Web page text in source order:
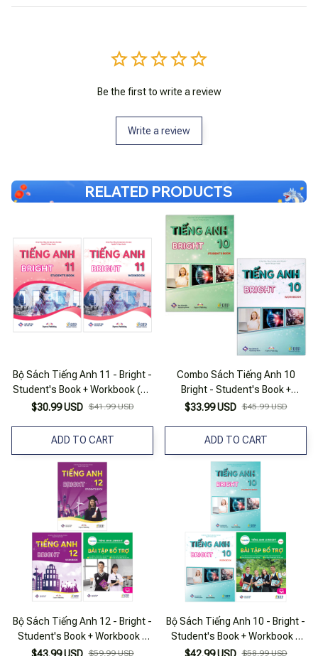
Be the first to write a review
Write a review
RELATED PRODUCTS
Bộ Sách Tiếng Anh 11 - Bright -
Student's Book + Workbook (Bộ
2 Cuốn)
$30.99 USD $41.99 USD
ADD TO CART
Combo Sách Tiếng Anh 10
Bright - Student's Book +
Workbook (Bộ 2 Cuốn)
$33.99 USD $45.99 USD
ADD TO CART
Bộ Sách Tiếng Anh 12 - Bright -
Student's Book + Workbook +
Bài Tập Bổ Trợ (Bộ 3 Cuốn)
$59.99 USD
Bộ Sách Tiếng Anh 10 - Bright -
Student's Book + Workbook +
Bài Tập Bổ Trợ (Bộ 3 Cuốn)
$58.99 USD